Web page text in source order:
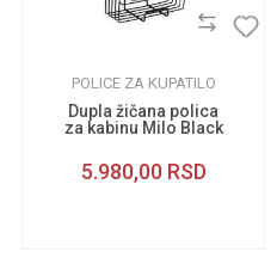
POLICE ZA KUPATILO
Dupla žičana polica
za kabinu Milo Black
5.980,00 RSD